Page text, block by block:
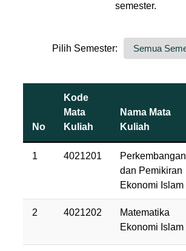
semester.
Pilih Semester:
No
Kode
Mata
Kuliah
Nama Mata
Kuliah
1 4021201
Perkembangan
dan Pemikiran
Ekonomi Islam
2 4021202
Matematika
Ekonomi Islam